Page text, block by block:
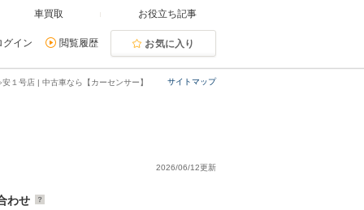
車買取 お役立ち記事
グイン 閲覧履歴 お気に入り
サイトマップ
１号店 | 中古車なら【カーセンサー】
2026/06/12更新
わせ